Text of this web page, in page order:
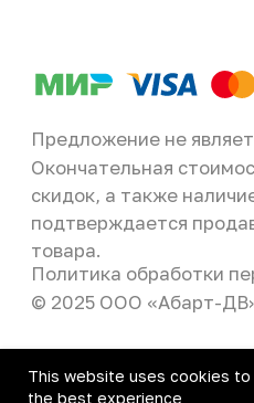
This website uses cookies
the best experience